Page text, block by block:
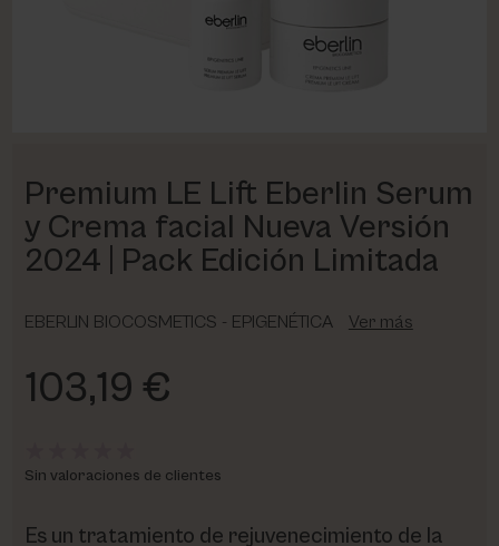
Premium LE Lift Eberlin Serum
y Crema facial Nueva Versión
2024 | Pack Edición Limitada
EBERLIN BIOCOSMETICS - EPIGENÉTICA Ver más
103,19 €
Sin valoraciones de clientes
Es un tratamiento de rejuvenecimiento de la
VICTORIA VYNN